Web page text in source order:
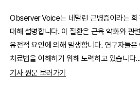
Observer Voice는 네말린 근병증이라는 희
대해 설명합니다. 이 질환은 근육 약화와 관
유전적 요인에 의해 발생합니다. 연구자들
치료법을 이해하기 위해 노력하고 있습니다.
기사 원문 보러가기